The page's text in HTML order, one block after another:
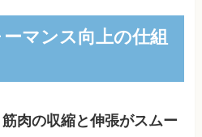
マンス向上の仕組
筋肉の収縮と伸張がスムー